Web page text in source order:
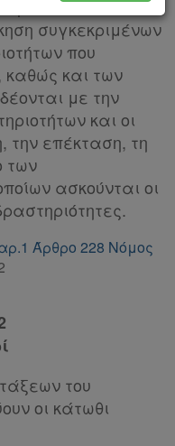
όρων και
συγκεκριμένων
που
και των
με την
και οι
την επέκταση, τη
των
ασκούνται οι
Άρθρο 228 Νόμος
του
οι κάτωθι